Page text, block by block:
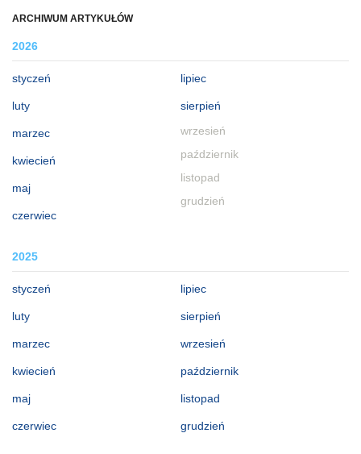
ARCHIWUM ARTYKUŁÓW
2026
styczeń
luty
marzec
kwiecień
maj
czerwiec
lipiec
sierpień
wrzesień
październik
listopad
grudzień
2025
styczeń
luty
marzec
kwiecień
maj
czerwiec
lipiec
sierpień
wrzesień
październik
listopad
grudzień